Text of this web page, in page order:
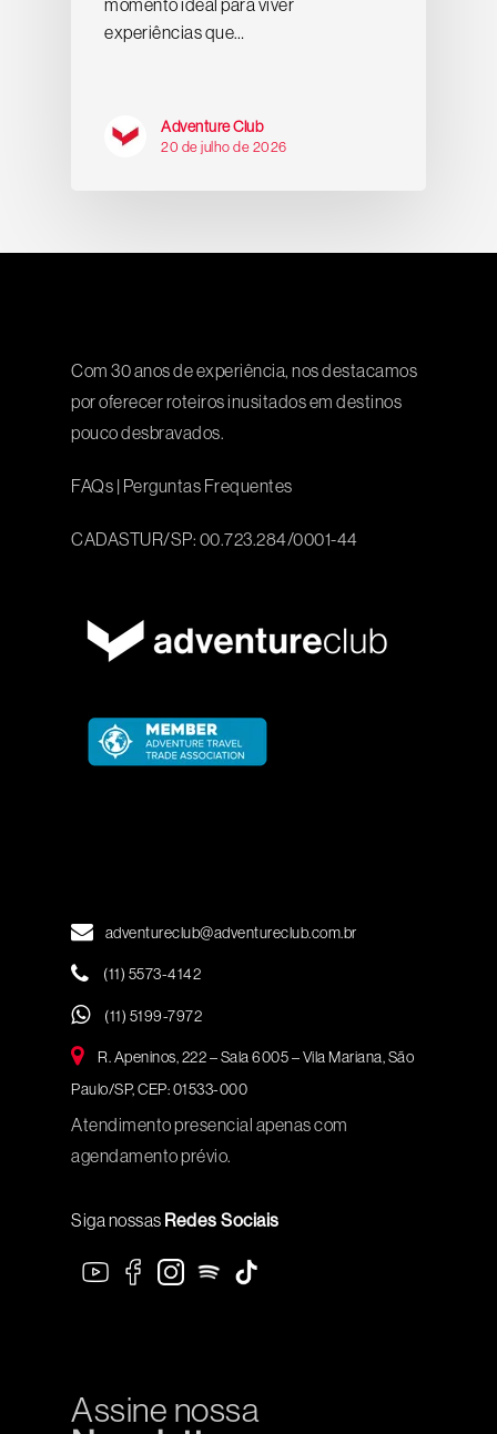
momento ideal para viver
experiências que…
Adventure Club
20 de julho de 2026
Com 30 anos de experiência, nos destacamos
por oferecer roteiros inusitados em destinos
pouco desbravados.
FAQs | Perguntas Frequentes
CADASTUR/SP: 00.723.284/0001-44
adventureclub@adventureclub.com.br
(11) 5573-4142
(11) 5199-7972
R. Apeninos, 222 – Sala 6005 – Vila Mariana, São
Paulo/SP, CEP: 01533-000
Atendimento presencial apenas com
agendamento prévio.
Siga nossas Redes Sociais
Assine nossa